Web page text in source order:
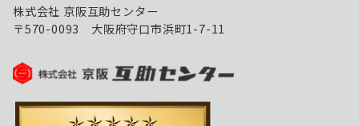
株式会社 京阪互助センター
〒570-0093 大阪府守口市浜町1-7-11